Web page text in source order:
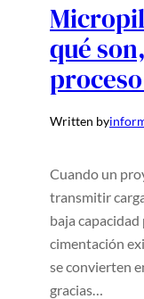
qué
Written by
Cuando un
transmitir
baja
cimentación
se convierten
gracias…